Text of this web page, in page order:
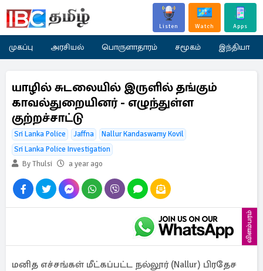
Listen Watch Apps
முகப்பு அரசியல் பொருளாதாரம் சமூகம் இந்தியா
யாழில் சுடலையில் இருளில் தங்கும்
காவல்துறையினர் - எழுந்துள்ள
குற்றச்சாட்டு
Sri Lanka Police Jaffna
Nallur Kandaswamy Kovil
Sri Lanka Police Investigation
By Thulsi
a year ago
விளம்பரம்
மனித எச்சங்கள் மீட்கப்பட்ட நல்லூர் (Nallur) பிரதேச